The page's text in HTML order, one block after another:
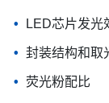
LED芯片发光
封装结构和取
荧光粉配比